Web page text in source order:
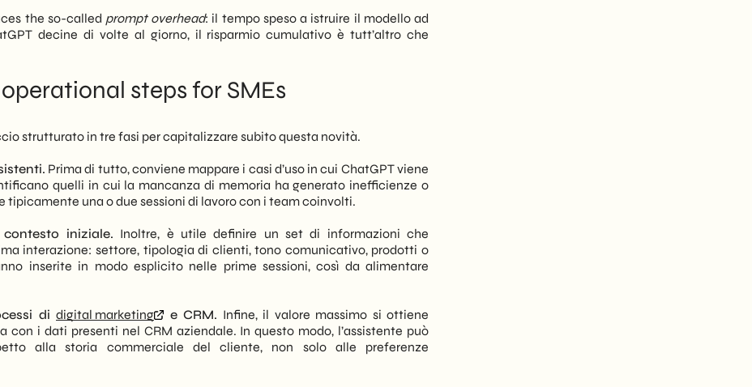
the so-called prompt overhead: il tempo speso a istruire il modello ad
decine di volte al giorno, il risparmio cumulativo è tutt’altro che
steps for SMEs
strutturato in tre fasi per capitalizzare subito questa novità.
Prima di tutto, conviene mappare i casi d’uso in cui ChatGPT viene
quelli in cui la mancanza di memoria ha generato inefficienze o
una o due sessioni di lavoro con i team coinvolti.
iniziale. Inoltre, è utile definire un set di informazioni che
interazione: settore, tipologia di clienti, tono comunicativo, prodotti o
inserite in modo esplicito nelle prime sessioni, così da alimentare
di digital marketing e CRM. Infine, il valore massimo si ottiene
con i dati presenti nel CRM aziendale. In questo modo, l’assistente può
alla storia commerciale del cliente, non solo alle preferenze